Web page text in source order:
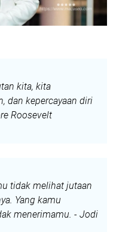
kita, kita
dan kepercayaan diri
Roosevelt
tidak melihat jutaan
Yang kamu
menerimamu. - Jodi